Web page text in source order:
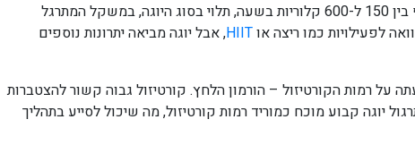
מחקרים מדעיים מראים שיוגה יכולה לשרוף בין 150 ל-600 קלוריות בשעה, תלוי בסוג היוגה, במשקל המתרגל
לפעילויות כמו ריצה אוHIIT, אבל יוגה מביאה יתרונות נוספים
על רמות הקורטיזול – הורמון הלחץ. קורטיזול גבוה קשור להצטברות
יוגה קבוע מוכח כמוריד רמות קורטיזול, מה שיכול לסייע בתהליך